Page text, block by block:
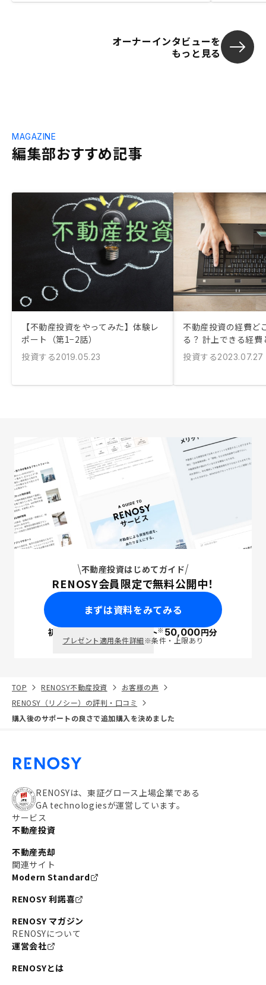
オーナーインタビューを
もっと見る
編集部おすすめ記事
MAGAZINE
【不動産投資をやってみた】体験レ
ポート（第1−2話）
投資する2019.05.23
不動産投資の経費ど
る？ 計上できる経費
投資する2023.07.27
不動産投資はじめてガイド
RENOSY会員限定で無料公開中！
まずは資料をみてみる
初回面談で ポイント※50,000円分
プレゼント適用条件詳細※条件・上限あり
TOP RENOSY不動産投資
お客様の声
RENOSY（リノシー）の評判・口コミ
購入後のサポートの良さで追加購入を決めました
RENOSYは、東証グロース上場企業である
GA technologiesが運営しています。
サービス
不動産投資
不動産売却
関連サイト
Modern Standard
RENOSY 利諾喜
RENOSY マガジン
RENOSYについて
運営会社
RENOSYとは